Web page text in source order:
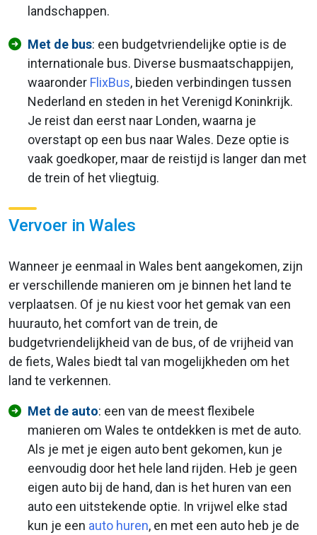
landschappen.
Met de bus: een budgetvriendelijke optie is de
internationale bus. Diverse busmaatschappijen,
waaronder FlixBus, bieden verbindingen tussen
Nederland en steden in het Verenigd Koninkrijk.
Je reist dan eerst naar Londen, waarna je
overstapt op een bus naar Wales. Deze optie is
vaak goedkoper, maar de reistijd is langer dan met
de trein of het vliegtuig.
Vervoer in Wales
Wanneer je eenmaal in Wales bent aangekomen, zijn
er verschillende manieren om je binnen het land te
verplaatsen. Of je nu kiest voor het gemak van een
huurauto, het comfort van de trein, de
budgetvriendelijkheid van de bus, of de vrijheid van
de fiets, Wales biedt tal van mogelijkheden om het
land te verkennen.
Met de auto: een van de meest flexibele
manieren om Wales te ontdekken is met de auto.
Als je met je eigen auto bent gekomen, kun je
eenvoudig door het hele land rijden. Heb je geen
eigen auto bij de hand, dan is het huren van een
auto een uitstekende optie. In vrijwel elke stad
kun je een auto huren, en met een auto heb je de